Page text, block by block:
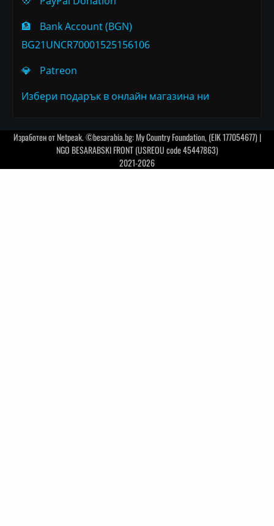
🏦
Bank Account (BGN)
BG21UNCR70001525156106
💎
Patreon
Избери подарък в онлайн магазина ни
Изработен отNetpeak. ©besarabia.bg: My Country Foundation, (EIK 177054677) |
NGO BESARABSKI FRONT (USREOU code 45447863)
2021-2026